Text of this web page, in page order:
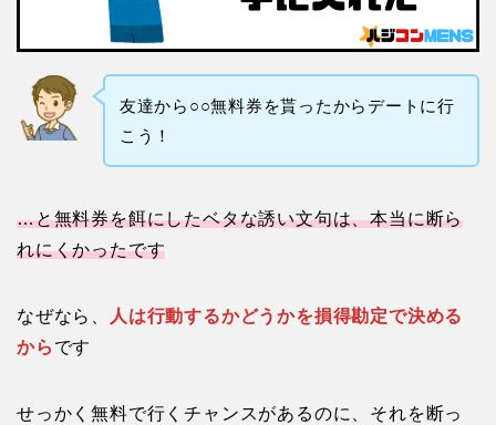
友達から○○無料券を貰ったからデートに行
こう！
…と無料券を餌にしたベタな誘い文句は、本当に断ら
れにくかったです
なぜなら、
人は行動するかどうかを損得勘定で決める
から です
せっかく無料で行くチャンスがあるのに、それを断っ